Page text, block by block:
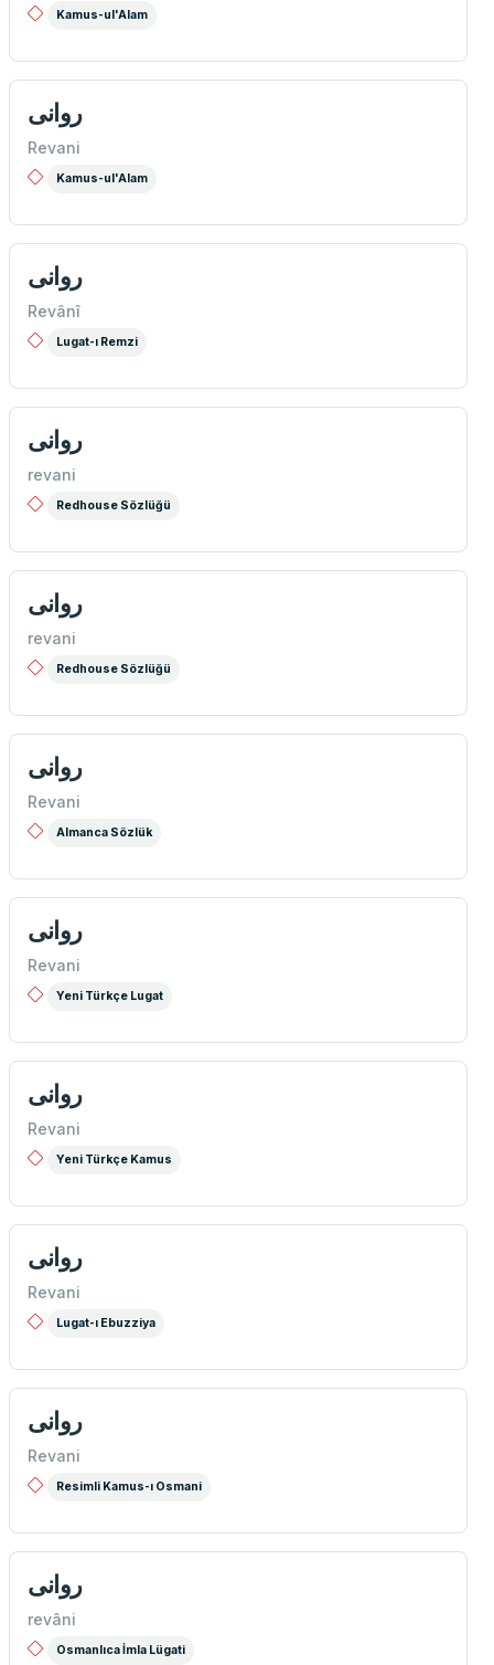
Kamus-ul'Alam
روانی
Revani
Kamus-ul'Alam
روانی
Revânî
Lugat-ı Remzi
روانی
revani
Redhouse Sözlüğü
روانی
revani
Redhouse Sözlüğü
روانی
Revani
Almanca Sözlük
روانی
Revani
Yeni Türkçe Lugat
روانی
Revani
Yeni Türkçe Kamus
روانی
Revani
Lugat-ı Ebuzziya
روانی
Revani
Resimli Kamus-ı Osmani
روانی
revâni
Osmanlıca İmla Lügati